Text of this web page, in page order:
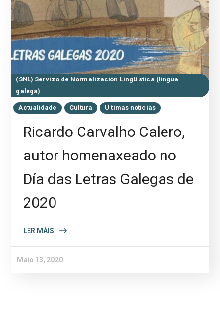
(SNL) Servizo de Normalización Lingüística (lingua
galega)
Actualidade Cultura Últimas noticias
Ricardo Carvalho Calero,
autor homenaxeado no
Día das Letras Galegas de
2020
LER MÁIS
Maio 13, 2020